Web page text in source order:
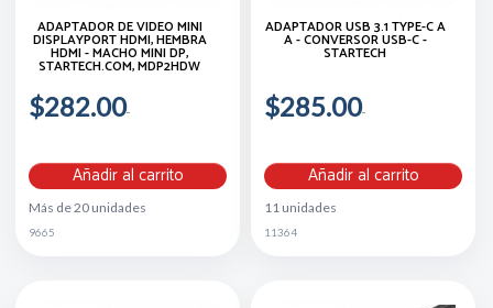
ADAPTADOR DE VIDEO MINI
DISPLAYPORT HDMI, HEMBRA
HDMI - MACHO MINI DP,
STARTECH.COM, MDP2HDW
$282.00
Añadir al carrito
Más de 20 unidades
9665
ADAPTADOR USB 3.1 TYPE-C A
A - CONVERSOR USB-C -
STARTECH
$285.00
Añadir al carrito
11 unidades
11364